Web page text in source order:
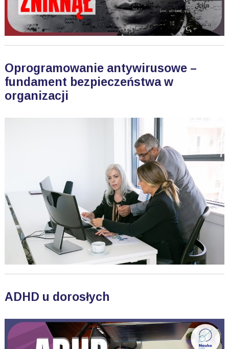
Oprogramowanie antywirusowe –
fundament bezpieczeństwa w
organizacji
ADHD u dorosłych